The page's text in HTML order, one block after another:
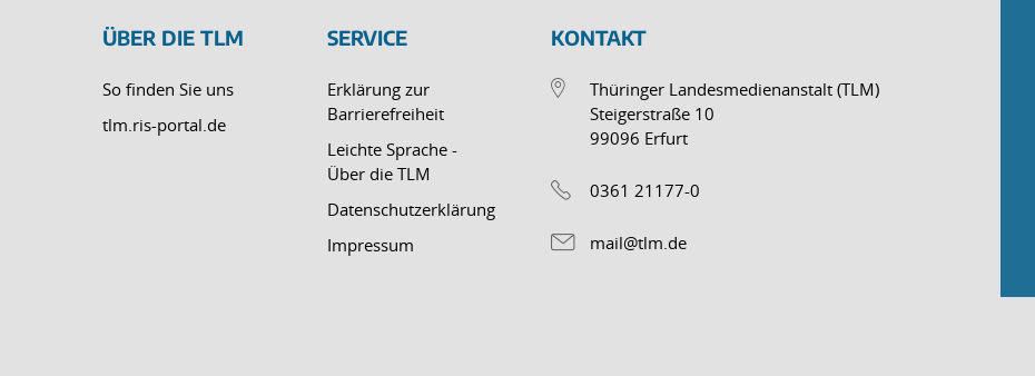
ÜBER DIE TLM
So finden Sie uns
tlm.ris-portal.de
SERVICE
Erklärung zur
Barrierefreiheit
Leichte Sprache -
Über die TLM
Datenschutzerklärung
Impressum
KONTAKT
Thüringer Landesmedienanstalt (TLM)
Steigerstraße 10
99096 Erfurt
0361 21177-0
mail@tlm.de